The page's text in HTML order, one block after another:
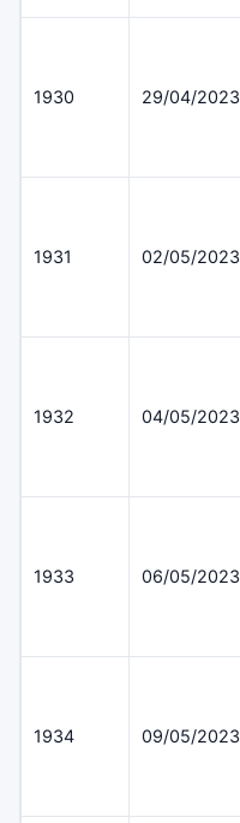
1930 29/04/2023
1931 02/05/2023
1932 04/05/2023
1933 06/05/2023
1934 09/05/2023